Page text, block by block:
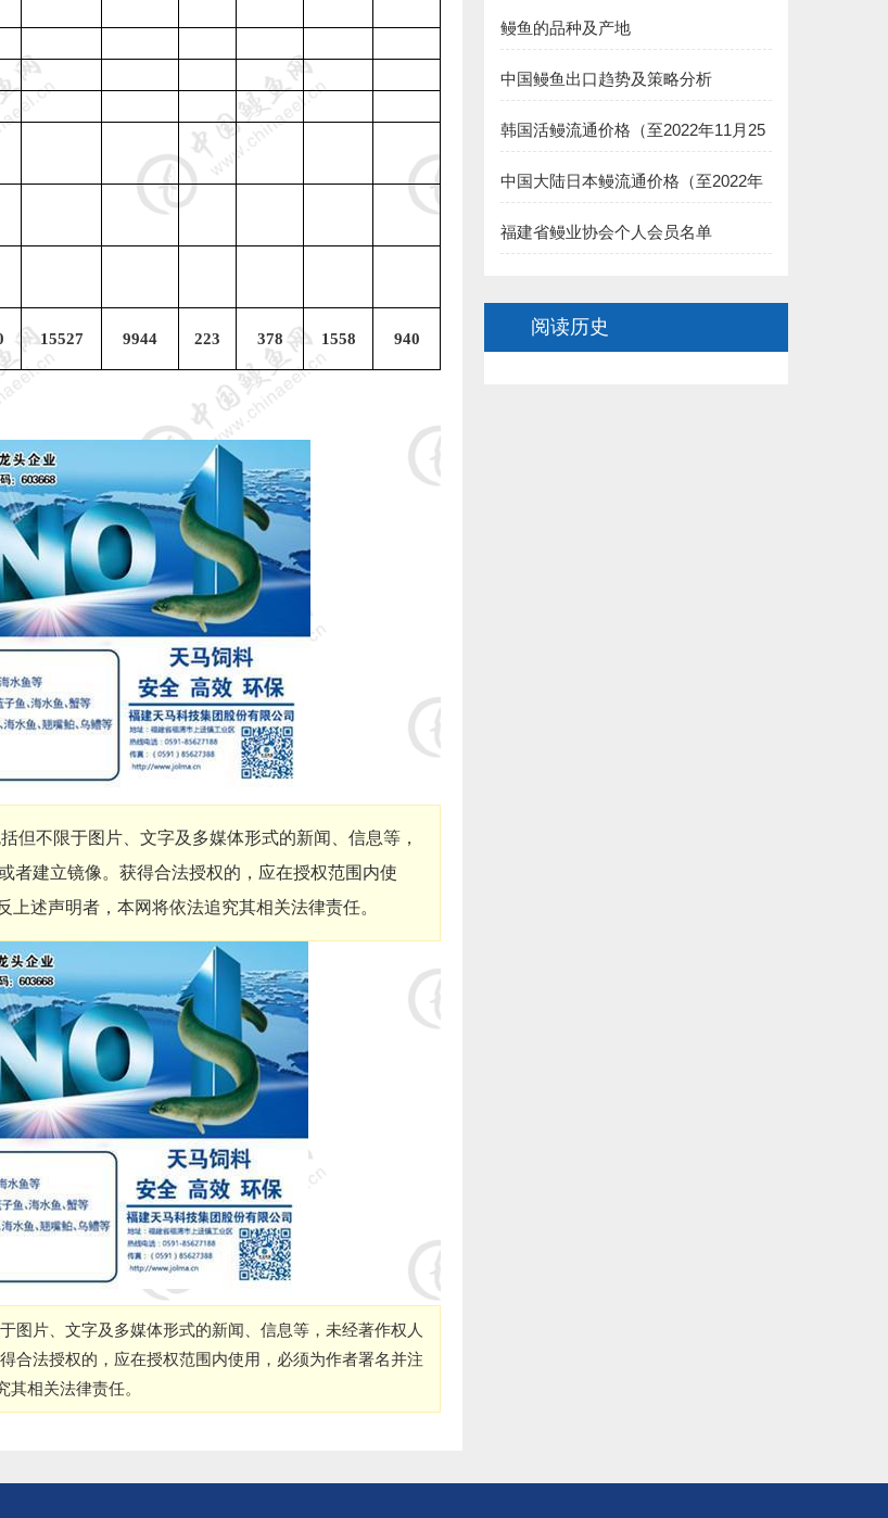
7.福州德远水产有限公司（简新昌）捐赠5000元:
8.福建渔家傲养殖科技有限公司 捐赠5000元:
二、长乐市鳗业协会:
1.长乐聚泉食品有限公司(王家思)捐赠100000元:
2.长乐太平洋食品有限公司（黄依龙） 捐赠50000元:
4.长乐源宏鳗业贸易有限公司(李诗佑)捐赠2万元:
6.福建创源水产养殖有限公司（陈洁如）捐赠1.5万元:
7.连江县贵安龙山鳗鱼养殖公司(阙院生)捐赠1.5万元:
14.长乐峰团养殖有限公司（蔡义仁）捐赠5000元:
17.福建省泰源养殖有限公司(陈国金)捐赠5000元:
15527 9944 223 378 1558 940
但不限于图片、文字及多媒体形式的新闻、信息等，
者建立镜像。获得合法授权的，应在授权范围内使
述声明者，本网将依法追究其相关法律责任。
图片、文字及多媒体形式的新闻、信息等，未经著作权人
合法授权的，应在授权范围内使用，必须为作者署名并注
相关法律责任。
鳗鱼的品种及产地
中国鳗鱼出口趋势及策略分析
韩国活鳗流通价格（至2022年11月25
中国大陆日本鳗流通价格（至2022年
福建省鳗业协会个人会员名单
阅读历史